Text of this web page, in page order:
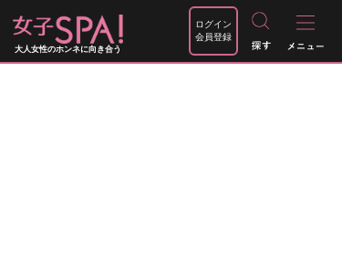
大人女性のホンネに向き合う
ログイン
会員登録